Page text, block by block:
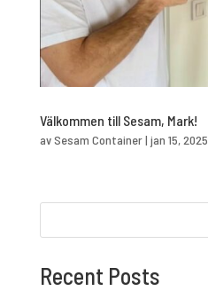
Välkommen till Sesam, Mark!
avSesam Container| jan 15, 2025
Recent Posts